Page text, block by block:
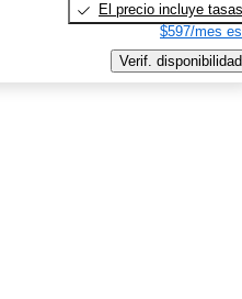
El precio incluye tasas
$597/mes
Verif. disponibilidad